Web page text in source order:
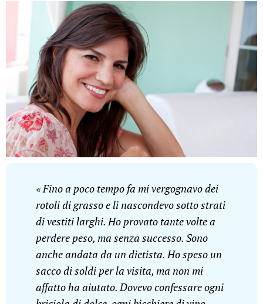
« Fino a poco tempo fa mi vergognavo dei
rotoli di grasso e li nascondevo sotto strati
di vestiti larghi. Ho provato tante volte a
perdere peso, ma senza successo. Sono
anche andata da un dietista. Ho speso un
sacco di soldi per la visita, ma non mi
affatto ha aiutato. Dovevo confessare ogni